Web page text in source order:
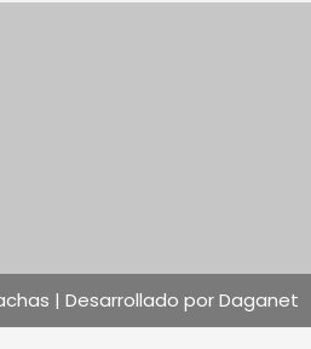
| Desarrollado por Daganet